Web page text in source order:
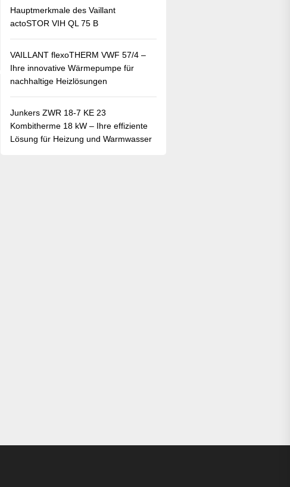
Hauptmerkmale des Vaillant
actoSTOR VIH QL 75 B
VAILLANT flexoTHERM VWF 57/4 –
Ihre innovative Wärmepumpe für
nachhaltige Heizlösungen
Junkers ZWR 18-7 KE 23
Kombitherme 18 kW – Ihre effiziente
Lösung für Heizung und Warmwasser